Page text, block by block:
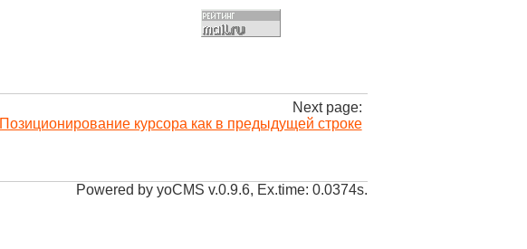
Next page:
Позиционирование курсора как в предыдущей строке
Powered by yoCMS v.0.9.6, Ex.time: 0.0374s.